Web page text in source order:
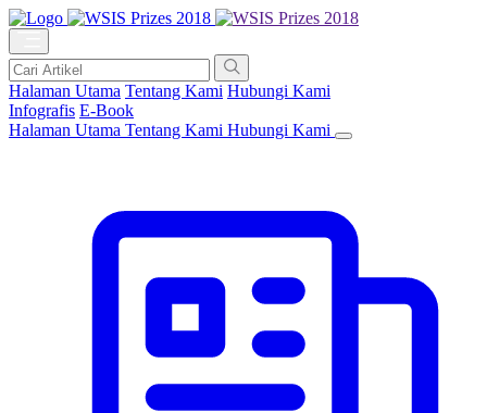
Halaman Utama Tentang Kami Hubungi Kami
Infografis E-Book
Halaman Utama Tentang Kami Hubungi Kami